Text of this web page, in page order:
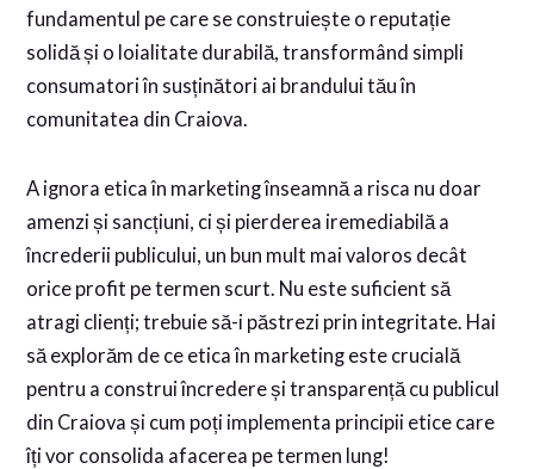
fundamentul pe care se construiește o reputație
solidă și o loialitate durabilă, transformând simpli
consumatori în susținători ai brandului tău în
comunitatea din Craiova.
A ignora etica în marketing înseamnă a risca nu doar
amenzi și sancțiuni, ci și pierderea iremediabilă a
încrederii publicului, un bun mult mai valoros decât
orice profit pe termen scurt. Nu este suficient să
atragi clienți; trebuie să-i păstrezi prin integritate. Hai
să explorăm de ce etica în marketing este crucială
pentru a construi încredere și transparență cu publicul
din Craiova și cum poți implementa principii etice care
îți vor consolida afacerea pe termen lung!